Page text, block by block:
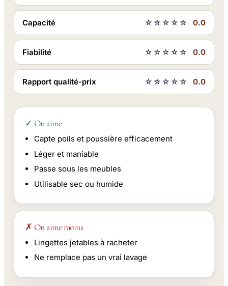
Capacité ☆☆☆☆☆ 0.0
Fiabilité ☆☆☆☆☆ 0.0
Rapport qualité-prix ☆☆☆☆☆ 0.0
✓ On aime
Capte poils et poussière efficacement
Léger et maniable
Passe sous les meubles
Utilisable sec ou humide
✗ On aime moins
Lingettes jetables à racheter
Ne remplace pas un vrai lavage